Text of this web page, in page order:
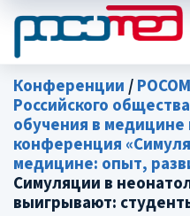
Конференции/
Российского
обучения в
конференция
медицине: опыт,
Симуляции в
выигрывают: